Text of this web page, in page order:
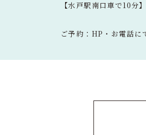
【水戸駅南口車で10分
ご予約：HP・お電話に